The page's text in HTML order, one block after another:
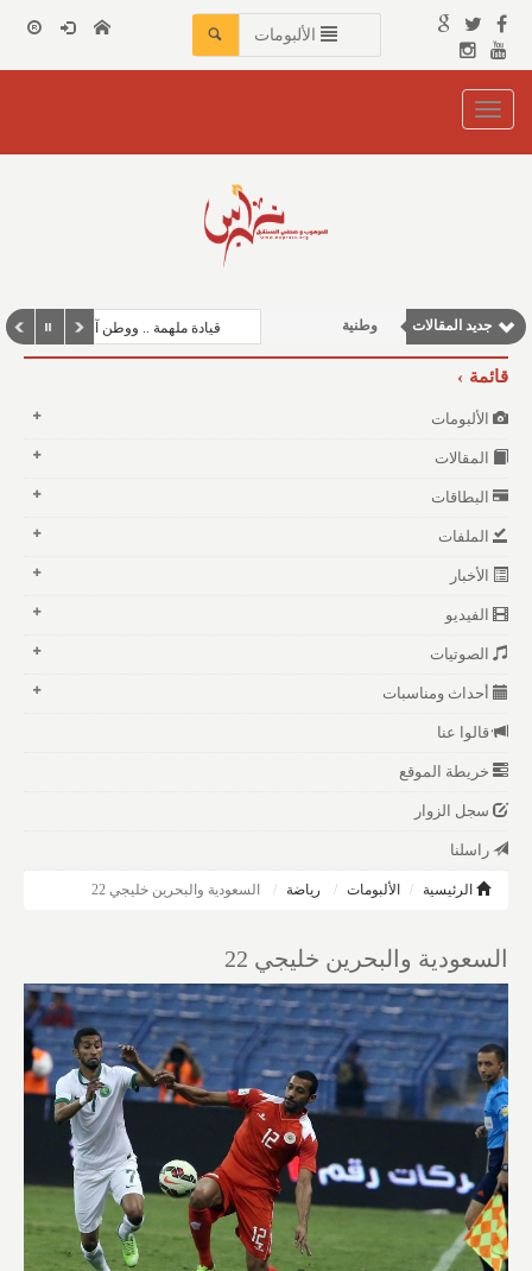
الألبومات
Toggle
navigation
جديد المقالات وطنية
مقالات علمية
قيادة ملهمة .. ووطن آمن
قائمة
الألبومات
المقالات
البطاقات
الملفات
الأخبار
الفيديو
الصوتيات
أحداث ومناسبات
قالوا عنا
خريطة الموقع
سجل الزوار
راسلنا
الرئيسية الألبومات رياضة السعودية والبحرين خليجي 22
السعودية والبحرين خليجي 22